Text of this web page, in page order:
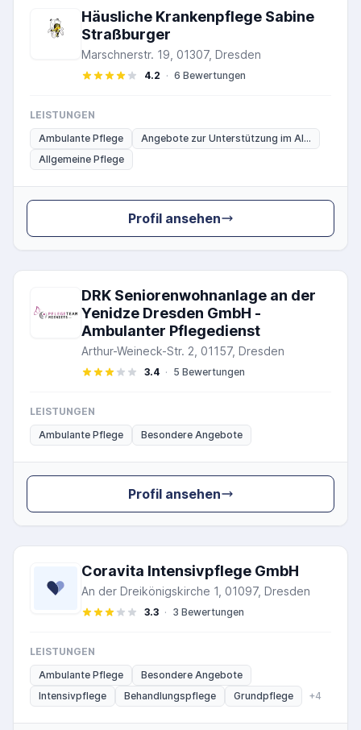
Häusliche Krankenpflege Sabine
Straßburger
Marschnerstr. 19, 01307, Dresden
4.2 · 6 Bewertungen
LEISTUNGEN
Ambulante Pflege
Angebote zur Unterstützung im Al...
Allgemeine Pflege
Profil ansehen
DRK Seniorenwohnanlage an der
Yenidze Dresden GmbH -
Ambulanter Pflegedienst
Arthur-Weineck-Str. 2, 01157, Dresden
3.4 · 5 Bewertungen
LEISTUNGEN
Ambulante Pflege
Besondere Angebote
Profil ansehen
Coravita Intensivpflege GmbH
An der Dreikönigskirche 1, 01097, Dresden
3.3 · 3 Bewertungen
LEISTUNGEN
Ambulante Pflege
Besondere Angebote
Intensivpflege
Behandlungspflege Grundpflege +4